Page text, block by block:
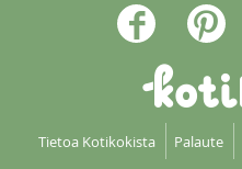
Tietoa Kotikokista Palaute